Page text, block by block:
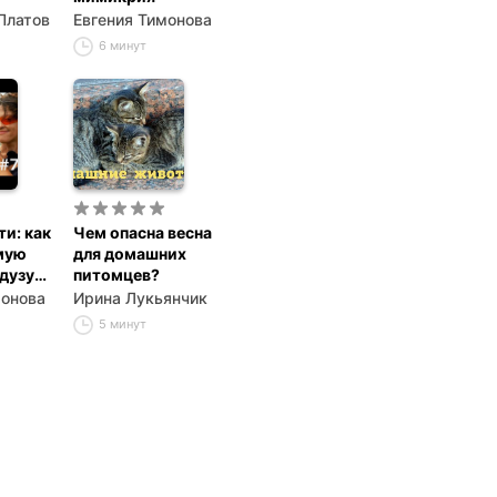
Евгения Тимонова
6 минут
как
Чем опасна весна
для домашних
питомцев?
Ирина Лукьянчик
5 минут